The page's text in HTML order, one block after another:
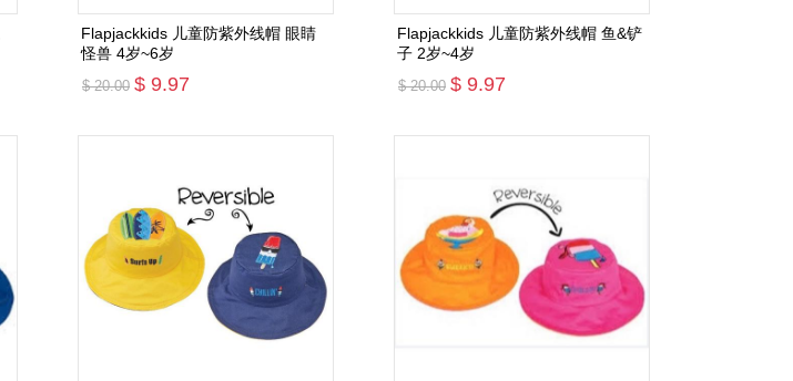
Flapjackkids 儿童防紫外线帽 眼睛
怪兽 4岁~6岁
$ 20.00 $ 9.97
Flapjackkids 儿童防紫外线帽 鱼&铲
子 2岁~4岁
$ 20.00 $ 9.97